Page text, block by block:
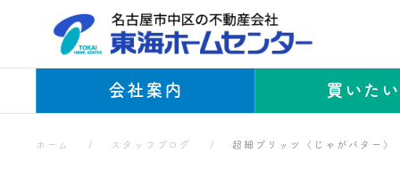
Skip to main content
会社案内 買いた
ホーム スタッフブログ 超細プリッツ〈じゃがバター〉